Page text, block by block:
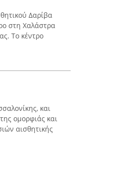
Δαρίβα
στη Χαλάστρα
Το κέντρο
και
ομορφιάς και
αισθητικής